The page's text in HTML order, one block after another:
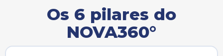
Os 6 pilares do
NOVA360°